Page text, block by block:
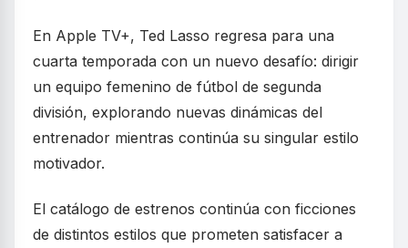
En Apple TV+, Ted Lasso regresa para una
cuarta temporada con un nuevo desafío: dirigir
un equipo femenino de fútbol de segunda
división, explorando nuevas dinámicas del
entrenador mientras continúa su singular estilo
motivador.
El catálogo de estrenos continúa con ficciones
de distintos estilos que prometen satisfacer a